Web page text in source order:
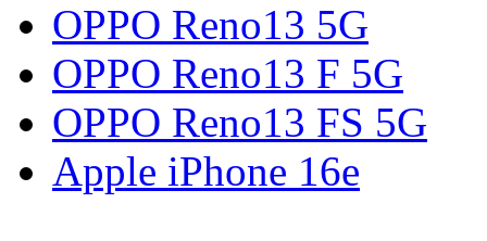
OPPO Reno13 5G
OPPO Reno13 F 5G
OPPO Reno13 FS 5G
Apple iPhone 16e